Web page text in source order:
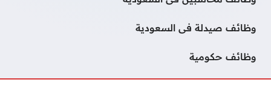
وظائف صيدلة فى السعودية
وظائف حكومية